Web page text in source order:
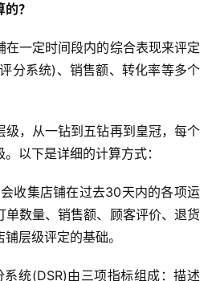
？
在一定时间段内的综合表现来评定
分系统)、销售额、转化率等多个
级，从一钻到五钻再到皇冠，每个
以下是详细的计算方式：
收集店铺在过去30天内的各项运
单数量、销售额、顾客评价、退货
层级评定的基础。
统(DSR)由三项指标组成：描述